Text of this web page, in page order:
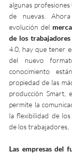
algunas
de nuevas.
evolución del
de los trabajadores
4.0, hay que tener
del nuevo
conocimiento
propiedad de las
producción Smart,
permite la
la flexibilidad de
de los trabajadores,
Las empresas del